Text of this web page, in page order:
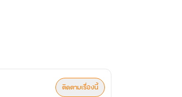
ติดตามเรื่องนี้